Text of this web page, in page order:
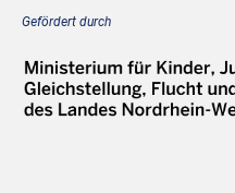
Gefördert durch